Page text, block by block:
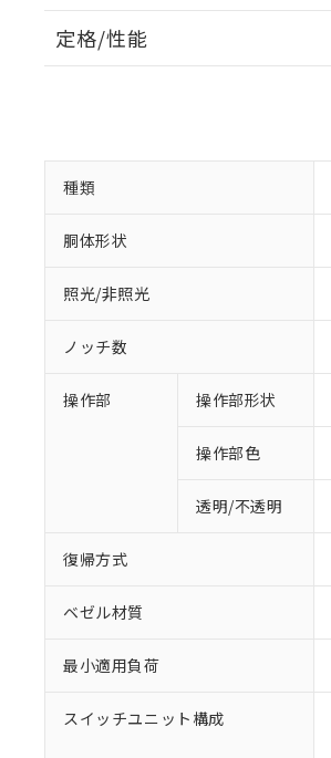
定格/性能
種類
胴体形状
照光/非照光
ノッチ数
操作部 操作部形状
操作部色
透明/不透明
復帰方式
ベゼル材質
最小適用負荷
スイッチユニット構成